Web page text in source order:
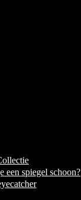
een spiegel schoon?